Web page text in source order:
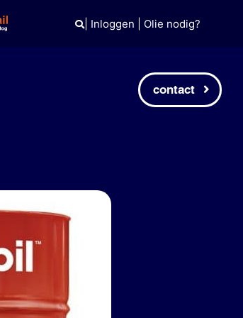
| Inloggen Olie nodig?
contact